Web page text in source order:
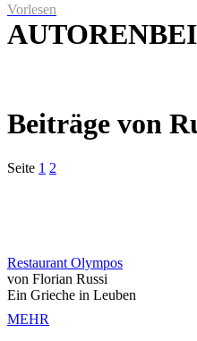
Vorlesen
Beiträge von
Seite 1 2
Restaurant Olympos
von Florian Russi
Ein Grieche in Leuben
MEHR